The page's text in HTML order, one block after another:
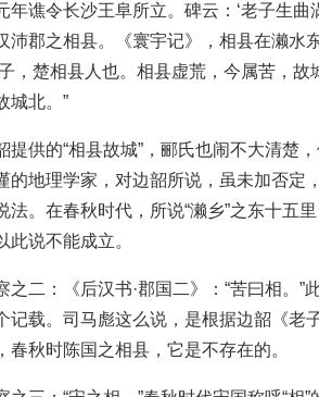
年谯令长沙王阜所立。碑云：‘老子生
沛郡之相县。《寰宇记》，相县在濑水
，楚相县人也。相县虚荒，今属苦，
城北。”
提供的“相县故城”，郦氏也闹不大清楚
的地理学家，对边韶所说，虽未加否定
法。在春秋时代，所说“濑乡”之东十五
此说不能成立。
之二：《后汉书·郡国二》：“苦曰相。
记载。司马彪这么说，是根据边韶《老
春秋时陈国之相县，它是不存在的。